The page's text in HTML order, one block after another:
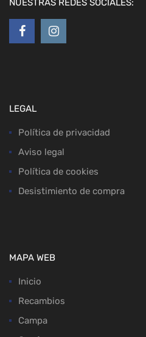
NUESTRAS REDES SOCIALES:
LEGAL
Política de privacidad
Aviso legal
Política de cookies
Desistimiento de compra
MAPA WEB
Inicio
Recambios
Campa